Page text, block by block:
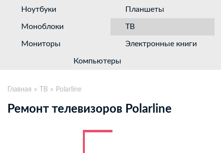
Ноутбуки Планшеты
Моноблоки ТВ
Мониторы Электронные книги
Компьютеры
Главная ТВ Polarline
Ремонт телевизоров Polarline